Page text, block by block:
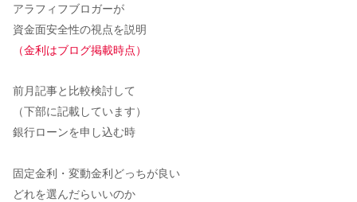
アラフィフブロガーが
資金面安全性の視点を説明
（金利はブログ掲載時点）
前月記事と比較検討して
（下部に記載しています）
銀行ローンを申し込む時
固定金利・変動金利どっちが良い
どれを選んだらいいのか